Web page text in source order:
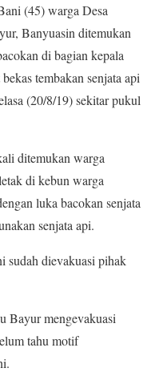
(45) warga Desa
Banyuasin ditemukan
di bagian kepala
tembakan senjata api
(20/8/19) sekitar pukul
ditemukan warga
di kebun warga
luka bacokan senjata
senjata api.
sudah dievakuasi pihak
Bayur mengevakuasi
tahu motif